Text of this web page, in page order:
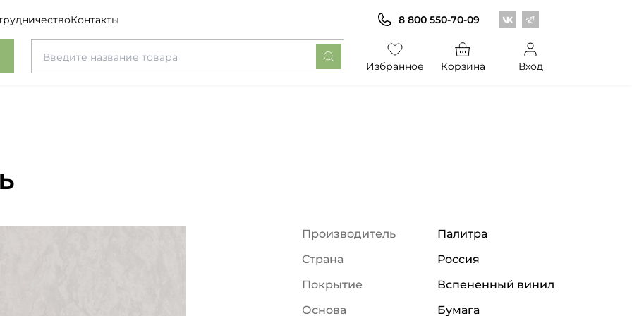
Контакты Центр обоев во
Центр обоев в
8 800 550-70-09
Избранное Корзина Вход
Производитель
Палитра
Страна
Россия
Покрытие
Вспененный винил
Основа
Бумага